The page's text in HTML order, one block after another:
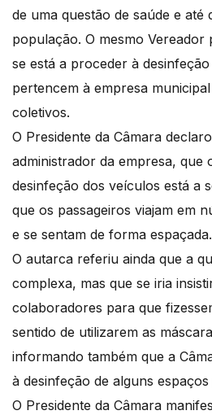
de uma questão de saúde e até
população. O mesmo Vereador
se está a proceder à
pertencem à empresa
coletivos.
O Presidente da Câmara
administrador da empresa, que
desinfeção dos veículos está a
que os passageiros viajam em
e se sentam de forma espaçada.
O autarca referiu ainda que a
complexa, mas que se iria
colaboradores para que
sentido de utilizarem as
informando também que a
à desinfeção de alguns
O Presidente da Câmara